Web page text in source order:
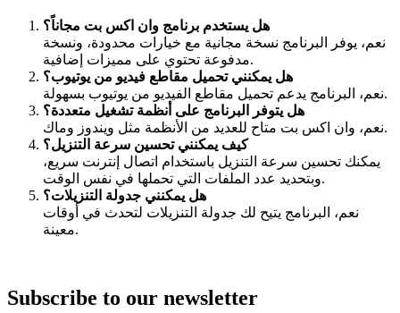
هل يستخدم برنامج وان اكس بت مجاناً؟
نعم، يوفر البرنامج نسخة مجانية مع خيارات محدودة، ونسخة
مدفوعة تحتوي على مميزات إضافية.
هل يمكنني تحميل مقاطع فيديو من يوتيوب؟
نعم، البرنامج يدعم تحميل مقاطع الفيديو من يوتيوب بسهولة.
هل يتوفر البرنامج على أنظمة تشغيل متعددة؟
نعم، وان اكس بت متاح للعديد من الأنظمة مثل ويندوز وماك.
كيف يمكنني تحسين سرعة التنزيل؟
يمكنك تحسين سرعة التنزيل باستخدام اتصال إنترنت سريع،
وبتحديد عدد الملفات التي تحملها في نفس الوقت.
هل يمكنني جدولة التنزيلات؟
نعم، البرنامج يتيح لك جدولة التنزيلات لتحدث في أوقات
معينة.
Subscribe to our newsletter